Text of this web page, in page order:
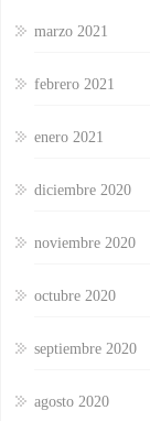
marzo 2021
febrero 2021
enero 2021
diciembre 2020
noviembre 2020
octubre 2020
septiembre 2020
agosto 2020